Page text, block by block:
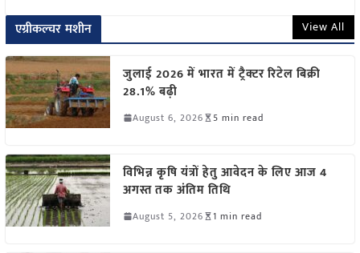
एग्रीकल्चर मशीन View All
जुलाई 2026 में भारत में ट्रैक्टर रिटेल बिक्री
28.1% बढ़ी
August 6, 2026 5 min read
विभिन्न कृषि यंत्रों हेतु आवेदन के लिए आज 4
अगस्त तक अंतिम तिथि
August 5, 2026 1 min read